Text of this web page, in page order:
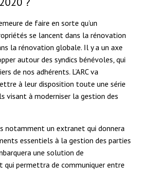
de faire en sorte qu’un
se lancent dans la rénovation
la rénovation globale. Il y a un axe
autour des syndics bénévoles, qui
de nos adhérents. L’ARC va
à leur disposition toute une série
visant à moderniser la gestion des
notamment un extranet qui donnera
essentiels à la gestion des parties
une solution de
qui permettra de communiquer entre